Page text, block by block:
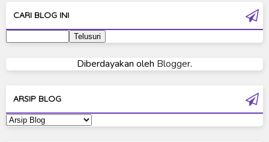
Ultraman 80
Ultraman Cosmos
Ultraman Dyna
CARI BLOG INI
Diberdayakan oleh Blogger.
ARSIP BLOG